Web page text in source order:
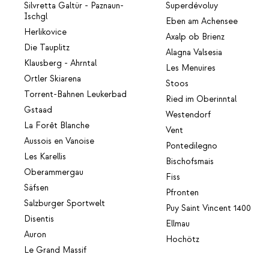
Silvretta Galtür - Paznaun-
Ischgl
Herlikovice
Die Tauplitz
Klausberg - Ahrntal
Ortler Skiarena
Torrent-Bahnen Leukerbad
Gstaad
La Forêt Blanche
Aussois en Vanoise
Les Karellis
Oberammergau
Säfsen
Salzburger Sportwelt
Disentis
Auron
Le Grand Massif
Superdévoluy
Eben am Achensee
Axalp ob Brienz
Alagna Valsesia
Les Menuires
Stoos
Ried im Oberinntal
Westendorf
Vent
Pontedilegno
Bischofsmais
Fiss
Pfronten
Puy Saint Vincent 1400
Ellmau
Hochötz